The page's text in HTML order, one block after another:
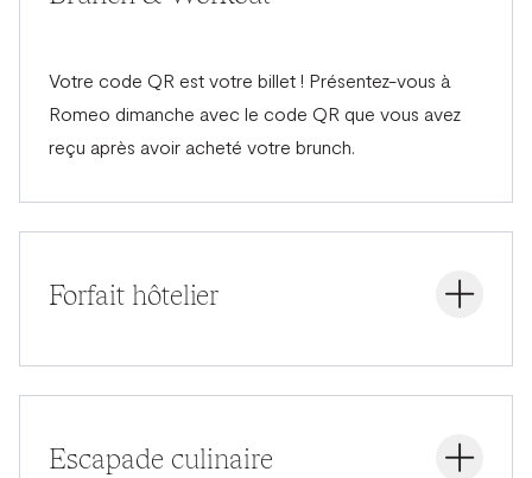
Votre code QR est votre billet ! Présentez-vous à
Romeo dimanche avec le code QR que vous avez
reçu après avoir acheté votre brunch.
Forfait hôtelier
Pour tout forfait incluant une nuitée, envoyez un
pour réserver votre chambre en utilisant le code
Escapade culinaire